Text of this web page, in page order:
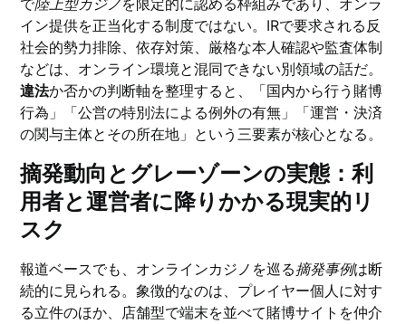
で陸上型カジノを限定的に認める枠組みであり、オンラ
イン提供を正当化する制度ではない。IRで要求される反
社会的勢力排除、依存対策、厳格な本人確認や監査体制
などは、オンライン環境と混同できない別領域の話だ。
違法か否かの判断軸を整理すると、「国内から行う賭博
行為」「公営の特別法による例外の有無」「運営・決済
の関与主体とその所在地」という三要素が核心となる。
摘発動向とグレーゾーンの実態：利
用者と運営者に降りかかる現実的リ
スク
報道ベースでも、オンラインカジノを巡る摘発事例は断
続的に見られる。象徴的なのは、プレイヤー個人に対す
る立件のほか、店舗型で端末を並べて賭博サイトを仲介